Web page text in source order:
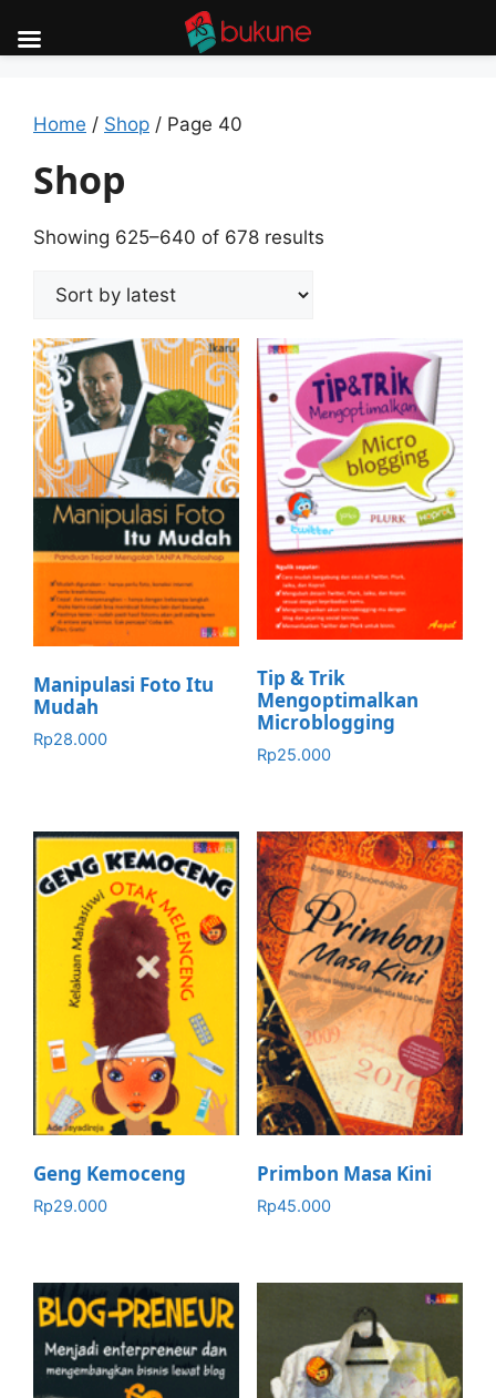
content
Home / Shop / Page 40
Shop
Showing 625–640 of 678 results
Manipulasi Foto Itu
Mudah
Rp28.000
Tip & Trik
Mengoptimalkan
Microblogging
Rp25.000
Geng Kemoceng
Rp29.000
Primbon Masa Kini
Rp45.000